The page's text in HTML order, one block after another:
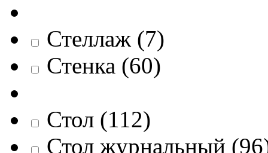
Стеллаж (7)
Стенка (60)
Стол (112)
Стол журнальный (96